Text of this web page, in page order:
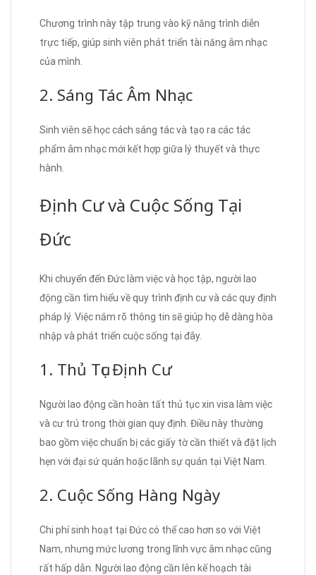
Chương trình này tập trung vào kỹ năng trình diễn
trực tiếp, giúp sinh viên phát triển tài năng âm nhạc
của mình.
2. Sáng Tác Âm Nhạc
Sinh viên sẽ học cách sáng tác và tạo ra các tác
phẩm âm nhạc mới kết hợp giữa lý thuyết và thực
hành.
Định Cư và Cuộc Sống Tại
Đức
Khi chuyển đến Đức làm việc và học tập, người lao
động cần tìm hiểu về quy trình định cư và các quy định
pháp lý. Việc nắm rõ thông tin sẽ giúp họ dễ dàng hòa
nhập và phát triển cuộc sống tại đây.
1. Thủ Tục Định Cư
Người lao động cần hoàn tất thủ tục xin visa làm việc
và cư trú trong thời gian quy định. Điều này thường
bao gồm việc chuẩn bị các giấy tờ cần thiết và đặt lịch
hẹn với đại sứ quán hoặc lãnh sự quán tại Việt Nam.
2. Cuộc Sống Hàng Ngày
Chi phí sinh hoạt tại Đức có thể cao hơn so với Việt
Nam, nhưng mức lương trong lĩnh vực âm nhạc cũng
rất hấp dẫn. Người lao động cần lên kế hoạch tài